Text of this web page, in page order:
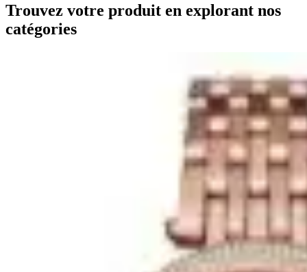
Trouvez votre produit en explorant nos
catégories